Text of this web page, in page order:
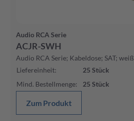
Audio RCA Serie
ACJR-SWH
Audio RCA Serie; Kabeldose; SAT; weiß
Liefereinheit: 25 Stück
Mind. Bestellmenge: 25 Stück
Zum Produkt